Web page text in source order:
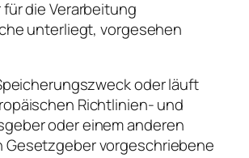
die Verarbeitung
unterliegt, vorgesehen
oder läuft
Richtlinien- und
oder einem anderen
vorgeschriebene